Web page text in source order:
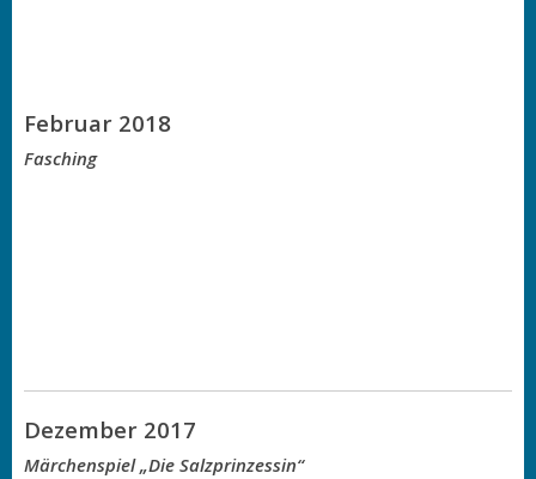
Februar 2018
Fasching
Dezember 2017
Märchenspiel „Die Salzprinzessin“